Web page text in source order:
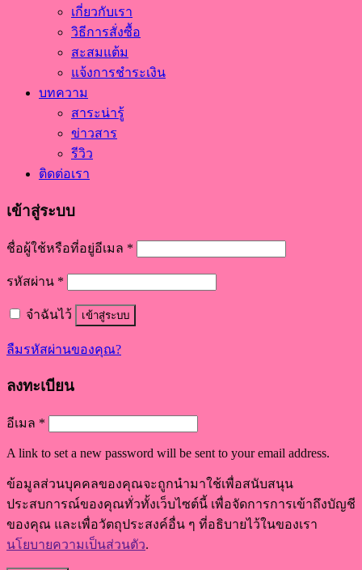
เกี่ยวกับเรา
วิธีการสั่งซื้อ
สะสมแต้ม
แจ้งการชำระเงิน
บทความ
สาระน่ารู้
ข่าวสาร
รีวิว
ติดต่อเรา
เข้าสู่ระบบ
ชื่อผู้ใช้หรือที่อยู่อีเมล *
รหัสผ่าน *
จำฉันไว้ เข้าสู่ระบบ
ลืมรหัสผ่านของคุณ?
ลงทะเบียน
อีเมล *
A link to set a new password will be sent to your email address.
ข้อมูลส่วนบุคคลของคุณจะถูกนำมาใช้เพื่อสนับสนุน
ประสบการณ์ของคุณทั่วทั้งเว็บไซต์นี้ เพื่อจัดการการเข้าถึงบัญชี
ของคุณ และเพื่อวัตถุประสงค์อื่น ๆ ที่อธิบายไว้ในของเรา
นโยบายความเป็นส่วนตัว.